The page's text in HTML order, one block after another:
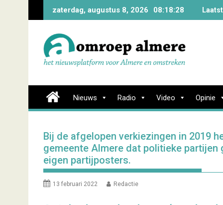
zaterdag, augustus 8, 2026 08:18:29
Nieuws Radio Video Opinie
Bij de afgelopen verkiezingen in 2019
gemeente Almere dat politieke
eigen partijposters.
13 februari 2022 Redactie